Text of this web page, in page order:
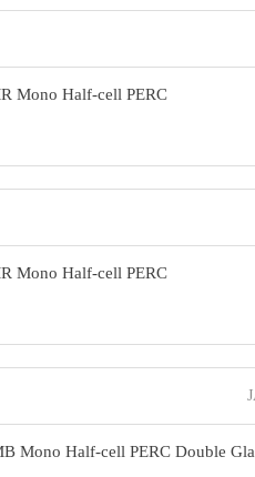
Mono Half-cell PERC
Mono Half-cell PERC
Mono Half-cell PERC Double